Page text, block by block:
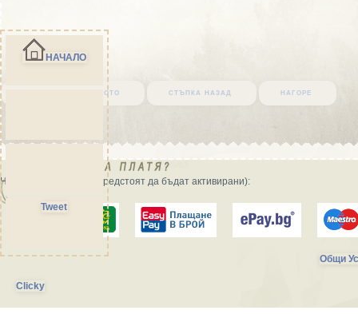
върни се в началото стъпка назад нагоре
Начини на плащане (предстоят да бъдат активирани):
Общи
Clicky
НАЧАЛО
Tweet